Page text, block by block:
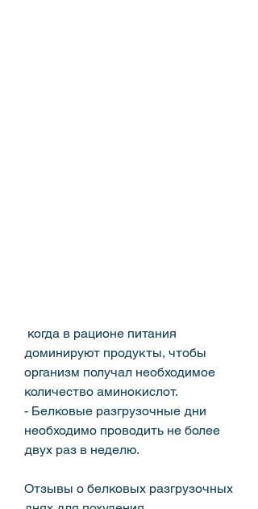
доминируют продукты, чтобы
организм получал необходимое
количество аминокислот.
- Белковые разгрузочные дни
необходимо проводить не более
двух раз в неделю.
Отзывы о белковых разгрузочных